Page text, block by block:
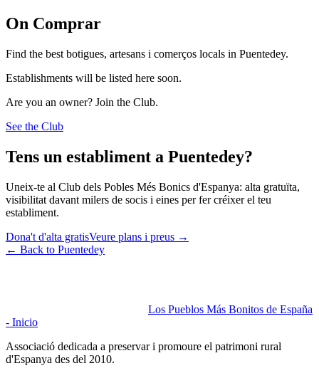
On Comprar
Find the best botigues, artesans i comerços locals in Puentedey.
Establishments will be listed here soon.
Are you an owner? Join the Club.
See the Club
Tens un establiment a Puentedey?
Uneix-te al Club dels Pobles Més Bonics d'Espanya: alta gratuïta,
visibilitat davant milers de socis i eines per fer créixer el teu
establiment.
Dona't d'alta gratisVeure plans i preus →
← Back to Puentedey
Los Pueblos Más Bonitos de España
- Inicio
Associació dedicada a preservar i promoure el patrimoni rural
d'Espanya des del 2010.